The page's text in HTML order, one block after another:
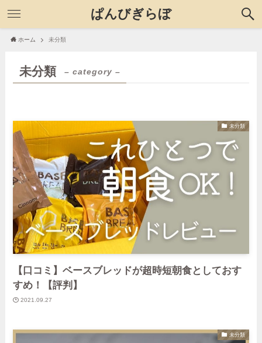
ぱんびぎらぼ
ホーム 未分類
未分類 – category –
未分類
【口コミ】ベースブレッドが超時短朝食としておす
すめ！【評判】
2021.09.27
未分類